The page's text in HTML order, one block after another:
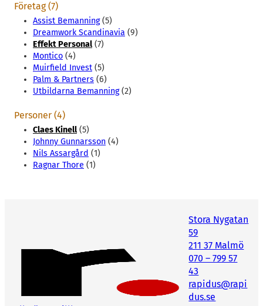
Företag (7)
Assist Bemanning(5)
Dreamwork Scandinavia (9)
Effekt Personal(7)
Montico (4)
Muirfield Invest (5)
Palm & Partners (6)
Utbildarna Bemanning(2)
Personer (4)
Claes Kinell(5)
Johnny Gunnarsson (4)
Nils Assargård (1)
Ragnar Thore (1)
Stora Nygatan
59
211 37 Malmö
070 – 799 57
43
rapidus@rapi
dus.se